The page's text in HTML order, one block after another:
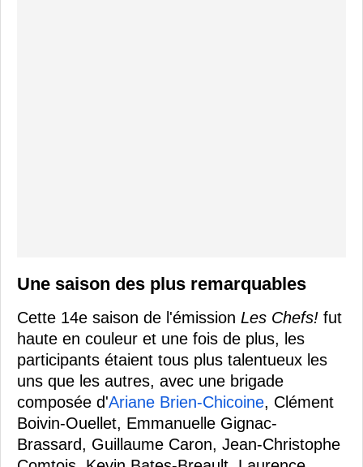
Une saison des plus remarquables
Cette 14e saison de l'émission Les Chefs! fut
haute en couleur et une fois de plus, les
participants étaient tous plus talentueux les
uns que les autres, avec une brigade
composée d'Ariane Brien-Chicoine, Clément
Boivin-Ouellet, Emmanuelle Gignac-
Brassard, Guillaume Caron, Jean-Christophe